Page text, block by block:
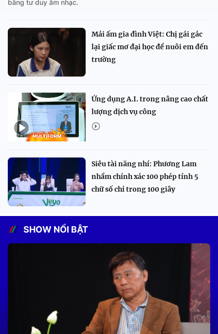
bằng tư duy âm nhạc.
Mái ấm gia đình Việt: Chị gái gác
lại giấc mơ đại học để nuôi em đến
trường
Ứng dụng A.I. trong nâng cao chất
lượng dịch vụ công
Siêu tài năng nhí: Phương Lam
nhẩm chính xác 100 phép tính 5
chữ số chỉ trong 100 giây
SHOW NỔI BẬT